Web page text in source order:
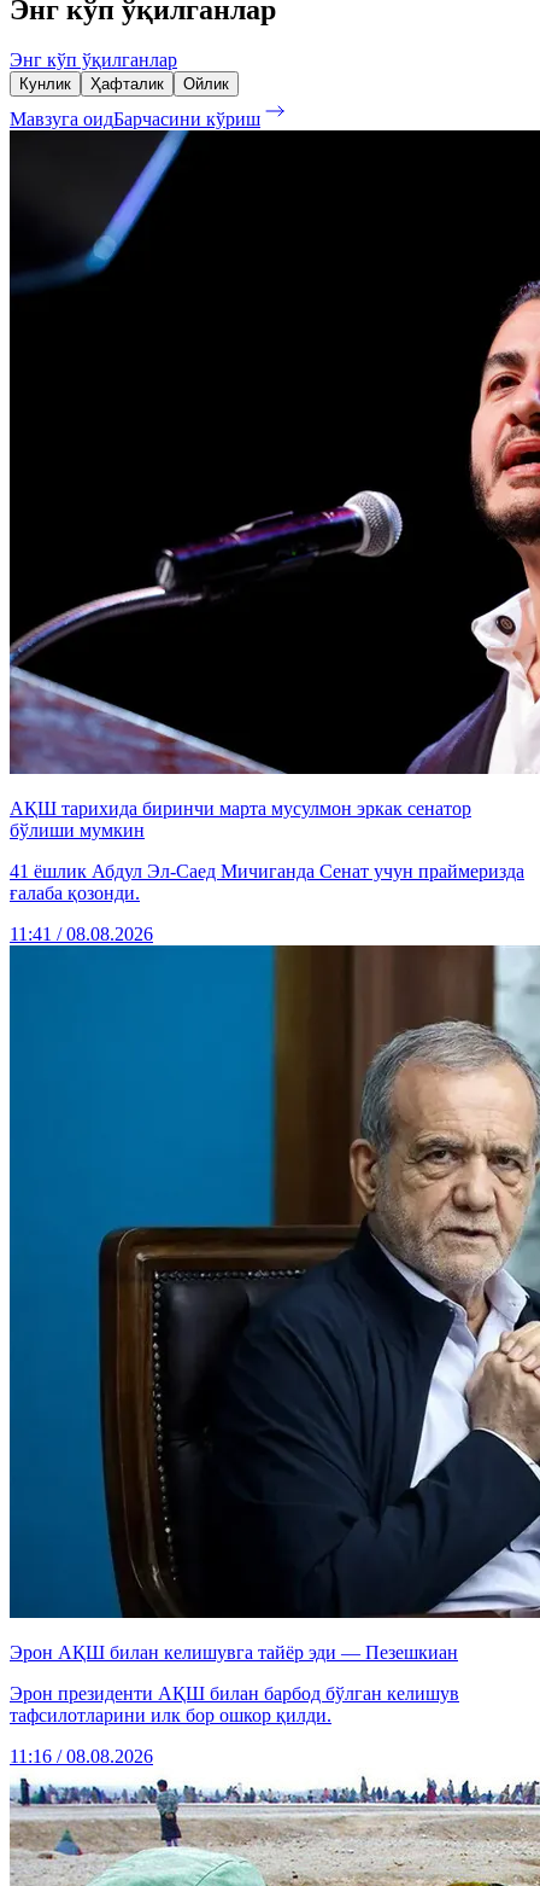
Энг кўп ўқилганлар
Энг кўп ўқилганлар
Кунлик Ҳафталик Ойлик
Мавзуга оидБарчасини кўриш
АҚШ тарихида биринчи марта мусулмон эркак сенатор
бўлиши мумкин
41 ёшлик Абдул Эл-Саед Мичиганда Сенат учун праймеризда
ғалаба қозонди.
11:41 / 08.08.2026
Эрон АҚШ билан келишувга тайёр эди — Пезешкиан
Эрон президенти АҚШ билан барбод бўлган келишув
тафсилотларини илк бор ошкор қилди.
11:16 / 08.08.2026